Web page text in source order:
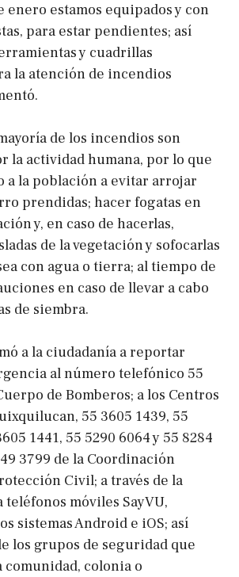
enero estamos equipados y con
para estar pendientes; así
y cuadrillas
la atención de incendios
de los incendios son
la actividad humana, por lo que
a la población a evitar arrojar
prendidas; hacer fogatas en
y, en caso de hacerlas,
de la vegetación y sofocarlas
con agua o tierra; al tiempo de
en caso de llevar a cabo
de siembra.
a la ciudadanía a reportar
al número telefónico 55
de Bomberos; a los Centros
55 3605 1439, 55
1441, 55 5290 6064 y 55 8284
3799 de la Coordinación
Civil; a través de la
móviles SayVU,
sistemas Android e iOS; así
los grupos de seguridad que
comunidad, colonia o